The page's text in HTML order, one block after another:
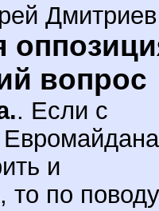
Дмитриев
вопрос
. Если с
и
то по поводу